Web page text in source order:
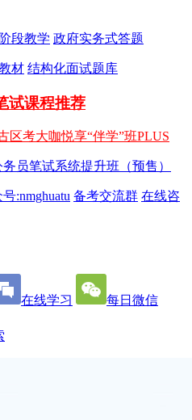
段教学 政府实务式答题
材 结构化面试题库
试课程推荐
区考大咖悦享“伴学”班PLUS
员笔试系统提升班（预售）
:nmghuatu 备考交流群 在线咨
在线学习 每日微信